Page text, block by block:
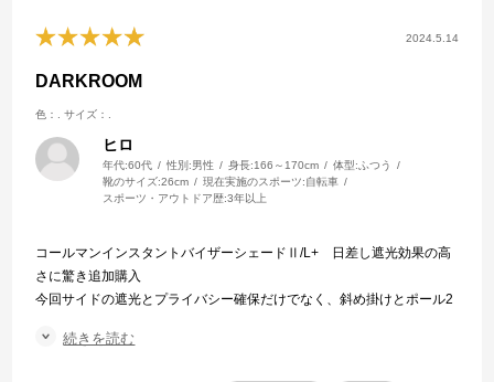
2024.5.14
DARKROOM
色：. サイズ：.
ヒロ
年代:60代 性別:男性 身長:166～170cm 体型: ふつう
靴のサイズ:26cm 現在実施のスポーツ:自転車
スポーツ・アウトドア歴:3年以上
コールマンインスタントバイザーシェードⅡ/L+ 日差し遮光効果の高
さに驚き追加購入
今回サイドの遮光とプライバシー確保だけでなく、斜め掛けとポール2
5月連休公園でムシムシする暑さでワンタッチテントも、風が無くなる
続きを読む